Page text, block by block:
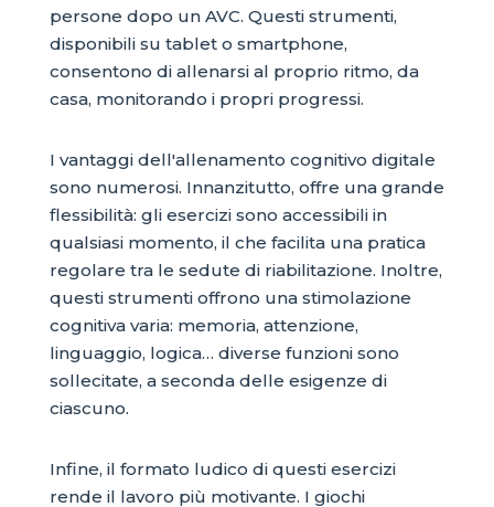
persone dopo un AVC. Questi strumenti,
disponibili su tablet o smartphone,
consentono di allenarsi al proprio ritmo, da
casa, monitorando i propri progressi.
I vantaggi dell'allenamento cognitivo digitale
sono numerosi. Innanzitutto, offre una grande
flessibilità: gli esercizi sono accessibili in
qualsiasi momento, il che facilita una pratica
regolare tra le sedute di riabilitazione. Inoltre,
questi strumenti offrono una stimolazione
cognitiva varia: memoria, attenzione,
linguaggio, logica… diverse funzioni sono
sollecitate, a seconda delle esigenze di
ciascuno.
Infine, il formato ludico di questi esercizi
rende il lavoro più motivante. I giochi